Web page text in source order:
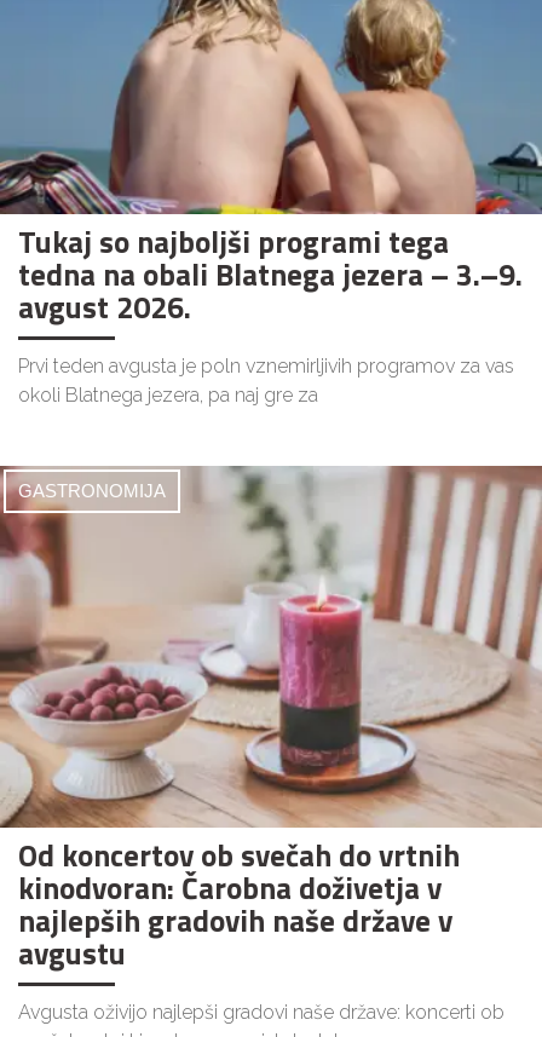
Tukaj so najboljši programi tega
tedna na obali Blatnega jezera – 3.–9.
avgust 2026.
Prvi teden avgusta je poln vznemirljivih programov za vas
okoli Blatnega jezera, pa naj gre za
GASTRONOMIJA
Od koncertov ob svečah do vrtnih
kinodvoran: Čarobna doživetja v
najlepših gradovih naše države v
avgustu
Avgusta oživijo najlepši gradovi naše države: koncerti ob